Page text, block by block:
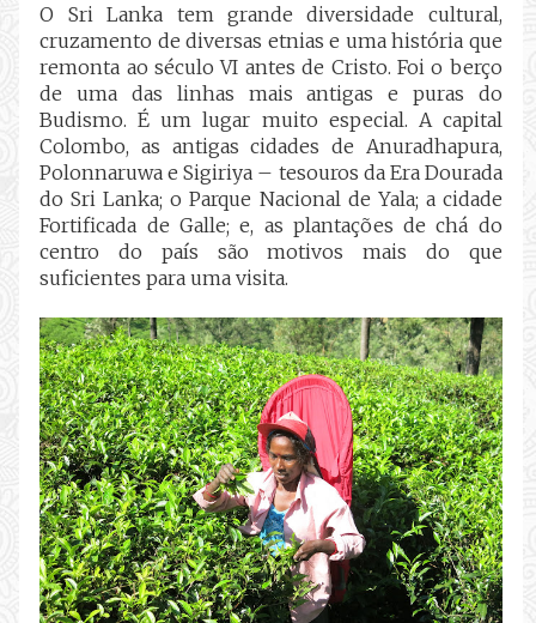
O Sri Lanka tem grande diversidade cultural,
cruzamento de diversas etnias e uma história que
remonta ao século VI antes de Cristo. Foi o berço
de uma das linhas mais antigas e puras do
Budismo. É um lugar muito especial. A capital
Colombo, as antigas cidades de Anuradhapura,
Polonnaruwa e Sigiriya – tesouros da Era Dourada
do Sri Lanka; o Parque Nacional de Yala; a cidade
Fortificada de Galle; e, as plantações de chá do
centro do país são motivos mais do que
suficientes para uma visita.